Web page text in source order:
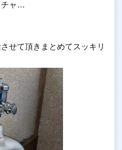
チャ…
せて頂きまとめてスッキリ